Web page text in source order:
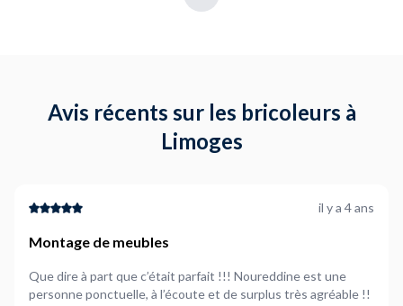
les devis de différents bricoleurs locaux et de connaître un
Conseil
: Assurez-vous d'avoir un devis détaillé en main
pour éviter toute mauvaise surprise financière.
de bricoleurs
Dans des zones comme
être difficile de repérer un bricoleur digne de confiance sans
les avis des autres clients. Un mauvais choix pourrait se
Avis récents sur les bricoleurs à
Limoges
il y a 4 ans
Montage de meubles
Que dire à part que c’était parfait !!! Noureddine est une
personne ponctuelle, à l’écoute et de surplus très agréable !!